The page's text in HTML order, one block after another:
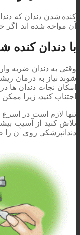
کنده شدن دندان که
آن مواجه شده اند. اگر
با دندان کنده
وقتی به دندان ضربه
شوند نیاز به درمان
امکان نجات دندان ها
اجتناب کنید، زیرا
تنها لازم است در
تلاش کنید از آسیب
دندانپزشکی روی آن